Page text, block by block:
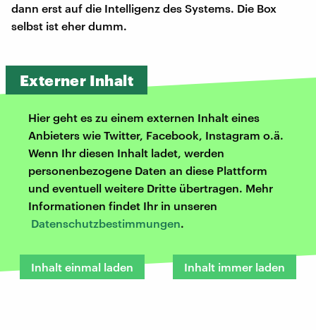
dann erst auf die Intelligenz des Systems. Die Box
selbst ist eher dumm.
Externer Inhalt
Hier geht es zu einem externen Inhalt eines
Anbieters wie Twitter, Facebook, Instagram o.ä.
Wenn Ihr diesen Inhalt ladet, werden
personenbezogene Daten an diese Plattform
und eventuell weitere Dritte übertragen. Mehr
Informationen findet Ihr in unseren
Datenschutzbestimmungen.
Inhalt einmal laden Inhalt immer laden